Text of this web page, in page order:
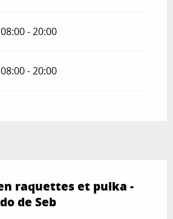
08:00 - 20:00
08:00 - 20:00
raquettes et pulka -
de Seb